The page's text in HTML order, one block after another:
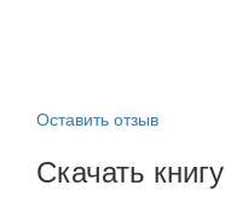
Оставить отзыв
Скачать книгу